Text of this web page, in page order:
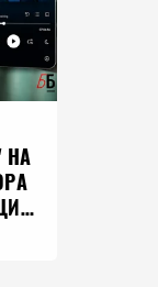
НА